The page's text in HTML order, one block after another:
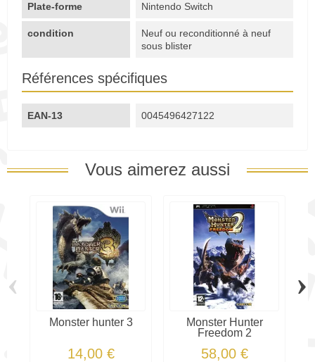
Plate-forme Nintendo Switch
condition
Neuf ou reconditionné à neuf
sous blister
Références spécifiques
EAN-13 0045496427122
Vous aimerez aussi
Monster hunter 3
14,00 €
Monster Hunter
Freedom 2
58,00 €
‹ ›